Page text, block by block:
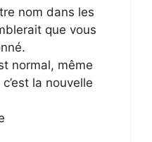
nom dans les
que vous
normal, même
la nouvelle